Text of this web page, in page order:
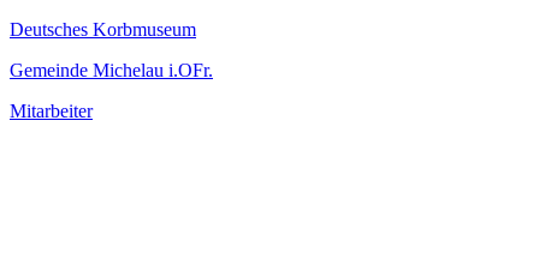
Deutsches Korbmuseum
Gemeinde Michelau i.OFr.
Mitarbeiter